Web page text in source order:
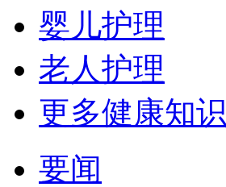
婴儿护理
老人护理
更多健康知识
要闻